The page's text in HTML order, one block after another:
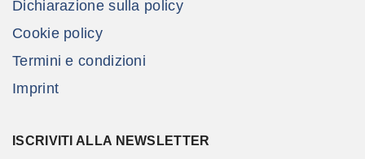
Dichiarazione sulla policy
Cookie policy
Termini e condizioni
Imprint
ISCRIVITI ALLA NEWSLETTER